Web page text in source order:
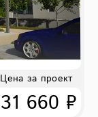
Цена за проект
31 660 ₽